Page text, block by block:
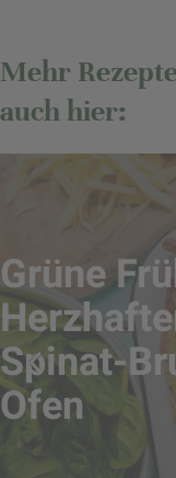
Mehr
auch hier:
Grüne
Spinat-
Ofen